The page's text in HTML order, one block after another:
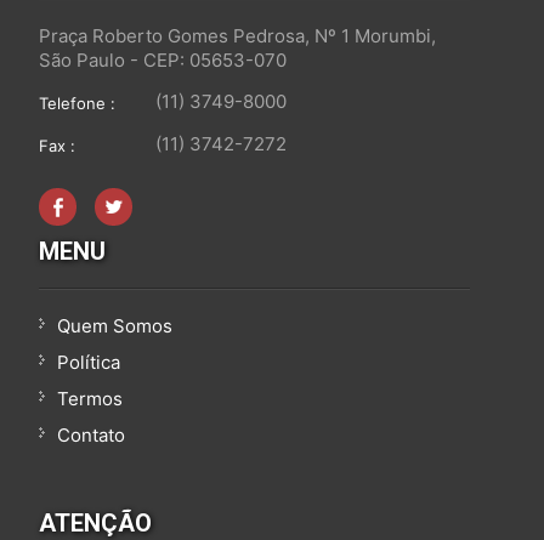
Praça Roberto Gomes Pedrosa, Nº 1 Morumbi,
São Paulo - CEP: 05653-070
Telefone : (11) 3749-8000
Fax : (11) 3742-7272
MENU
Quem Somos
Política
Termos
Contato
ATENÇÃO